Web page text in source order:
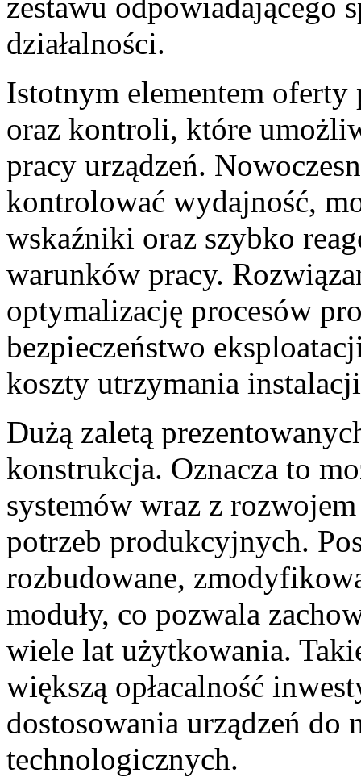
działalności.
Istotnym elementem oferty
oraz kontroli, które
pracy urządzeń.
kontrolować wydajność,
wskaźniki oraz szybko
warunków pracy.
optymalizację procesów
bezpieczeństwo
koszty utrzymania
Dużą zaletą
konstrukcja. Oznacza to
systemów wraz z
potrzeb produkcyjnych.
rozbudowane,
moduły, co pozwala
wiele lat użytkowania.
większą opłacalność
dostosowania urządzeń do
technologicznych.